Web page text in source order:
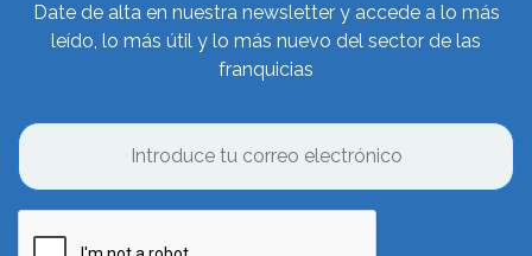
Date de alta en nuestra newsletter y accede a lo más
leído, lo más útil y lo más nuevo del sector de las
franquicias